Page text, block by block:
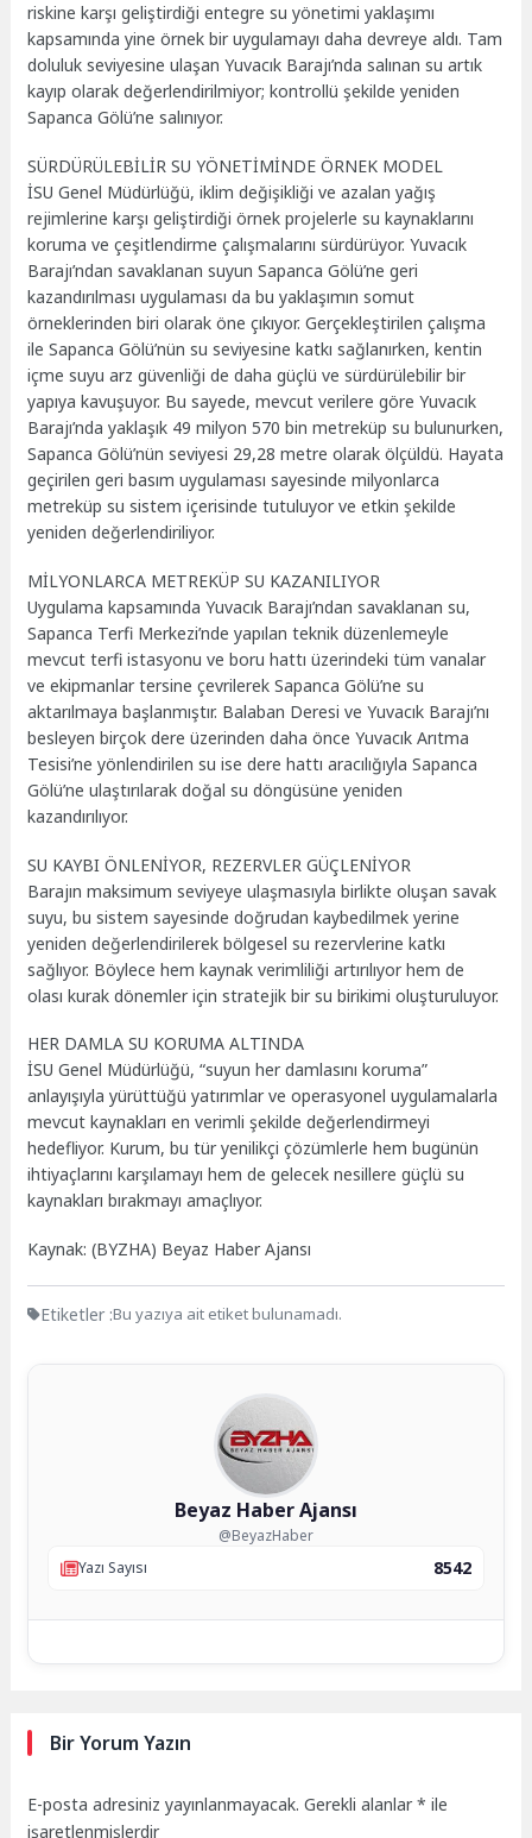
riskine karşı geliştirdiği entegre su yönetimi yaklaşımı
kapsamında yine örnek bir uygulamayı daha devreye aldı. Tam
doluluk seviyesine ulaşan Yuvacık Barajı’nda salınan su artık
kayıp olarak değerlendirilmiyor; kontrollü şekilde yeniden
Sapanca Gölü’ne salınıyor.
SÜRDÜRÜLEBİLİR SU YÖNETİMİNDE ÖRNEK MODEL
İSU Genel Müdürlüğü, iklim değişikliği ve azalan yağış
rejimlerine karşı geliştirdiği örnek projelerle su kaynaklarını
koruma ve çeşitlendirme çalışmalarını sürdürüyor. Yuvacık
Barajı’ndan savaklanan suyun Sapanca Gölü’ne geri
kazandırılması uygulaması da bu yaklaşımın somut
örneklerinden biri olarak öne çıkıyor. Gerçekleştirilen çalışma
ile Sapanca Gölü’nün su seviyesine katkı sağlanırken, kentin
içme suyu arz güvenliği de daha güçlü ve sürdürülebilir bir
yapıya kavuşuyor. Bu sayede, mevcut verilere göre Yuvacık
Barajı’nda yaklaşık 49 milyon 570 bin metreküp su bulunurken,
Sapanca Gölü’nün seviyesi 29,28 metre olarak ölçüldü. Hayata
geçirilen geri basım uygulaması sayesinde milyonlarca
metreküp su sistem içerisinde tutuluyor ve etkin şekilde
yeniden değerlendiriliyor.
MİLYONLARCA METREKÜP SU KAZANILIYOR
Uygulama kapsamında Yuvacık Barajı’ndan savaklanan su,
Sapanca Terfi Merkezi’nde yapılan teknik düzenlemeyle
mevcut terfi istasyonu ve boru hattı üzerindeki tüm vanalar
ve ekipmanlar tersine çevrilerek Sapanca Gölü’ne su
aktarılmaya başlanmıştır. Balaban Deresi ve Yuvacık Barajı’nı
besleyen birçok dere üzerinden daha önce Yuvacık Arıtma
Tesisi’ne yönlendirilen su ise dere hattı aracılığıyla Sapanca
Gölü’ne ulaştırılarak doğal su döngüsüne yeniden
kazandırılıyor.
SU KAYBI ÖNLENİYOR, REZERVLER GÜÇLENİYOR
Barajın maksimum seviyeye ulaşmasıyla birlikte oluşan savak
suyu, bu sistem sayesinde doğrudan kaybedilmek yerine
yeniden değerlendirilerek bölgesel su rezervlerine katkı
sağlıyor. Böylece hem kaynak verimliliği artırılıyor hem de
olası kurak dönemler için stratejik bir su birikimi oluşturuluyor.
HER DAMLA SU KORUMA ALTINDA
İSU Genel Müdürlüğü, “suyun her damlasını koruma”
anlayışıyla yürüttüğü yatırımlar ve operasyonel uygulamalarla
mevcut kaynakları en verimli şekilde değerlendirmeyi
hedefliyor. Kurum, bu tür yenilikçi çözümlerle hem bugünün
ihtiyaçlarını karşılamayı hem de gelecek nesillere güçlü su
kaynakları bırakmayı amaçlıyor.
Kaynak: (BYZHA) Beyaz Haber Ajansı
Etiketler :Bu yazıya ait etiket bulunamadı.
Beyaz Haber Ajansı
@BeyazHaber
Yazı Sayısı
8542
Bir Yorum Yazın
E-posta adresiniz yayınlanmayacak. Gerekli alanlar* ile
işaretlenmişlerdir